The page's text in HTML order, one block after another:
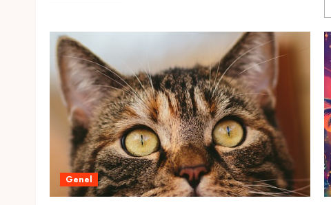
Genel